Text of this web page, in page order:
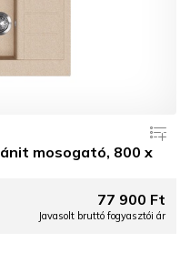
mosogató, 800 x
77 900 Ft
Javasolt bruttó fogyasztói ár